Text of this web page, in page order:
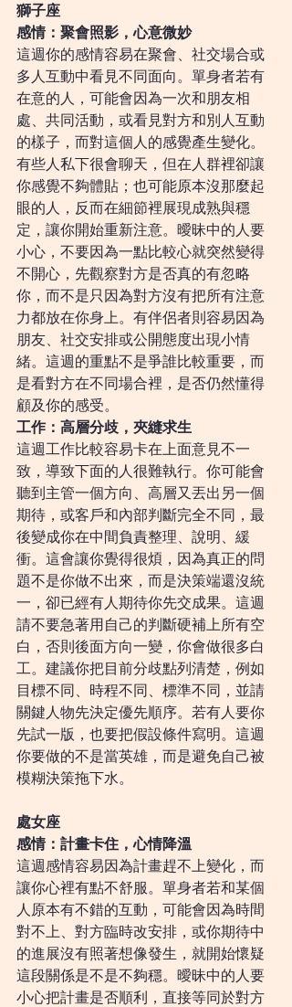
獅子座
感情：聚會照影，心意微妙
這週你的感情容易在聚會、社交場合或
多人互動中看見不同面向。單身者若有
在意的人，可能會因為一次和朋友相
處、共同活動，或看見對方和別人互動
的樣子，而對這個人的感覺產生變化。
有些人私下很會聊天，但在人群裡卻讓
你感覺不夠體貼；也可能原本沒那麼起
眼的人，反而在細節裡展現成熟與穩
定，讓你開始重新注意。曖昧中的人要
小心，不要因為一點比較心就突然變得
不開心，先觀察對方是否真的有忽略
你，而不是只因為對方沒有把所有注意
力都放在你身上。有伴侶者則容易因為
朋友、社交安排或公開態度出現小情
緒。這週的重點不是爭誰比較重要，而
是看對方在不同場合裡，是否仍然懂得
顧及你的感受。
工作：高層分歧，夾縫求生
這週工作比較容易卡在上面意見不一
致，導致下面的人很難執行。你可能會
聽到主管一個方向、高層又丟出另一個
期待，或客戶和內部判斷完全不同，最
後變成你在中間負責整理、說明、緩
衝。這會讓你覺得很煩，因為真正的問
題不是你做不出來，而是決策端還沒統
一，卻已經有人期待你先交成果。這週
請不要急著用自己的判斷硬補上所有空
白，否則後面方向一變，你會做很多白
工。建議你把目前分歧點列清楚，例如
目標不同、時程不同、標準不同，並請
關鍵人物先決定優先順序。若有人要你
先試一版，也要把假設條件寫明。這週
你要做的不是當英雄，而是避免自己被
模糊決策拖下水。
處女座
感情：計畫卡住，心情降溫
這週感情容易因為計畫趕不上變化，而
讓你心裡有點不舒服。單身者若和某個
人原本有不錯的互動，可能會因為時間
對不上、對方臨時改安排，或你期待中
的進展沒有照著想像發生，就開始懷疑
這段關係是不是不夠穩。曖昧中的人要
小心把計畫是否順利，直接等同於對方